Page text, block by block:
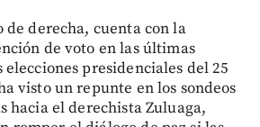
de derecha, cuenta con la
de voto en las últimas
elecciones presidenciales del 25
visto un repunte en los sondeos
hacia el derechista Zuluaga,